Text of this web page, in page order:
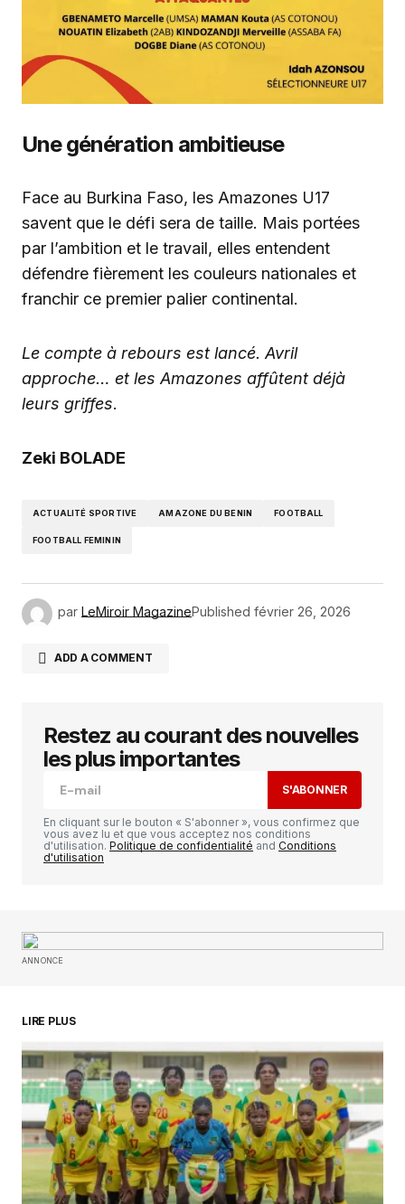
Une génération ambitieuse
Face au Burkina Faso, les Amazones U17
savent que le défi sera de taille. Mais portées
par l’ambition et le travail, elles entendent
défendre fièrement les couleurs nationales et
franchir ce premier palier continental.
Le compte à rebours est lancé. Avril
approche… et les Amazones affûtent déjà
leurs griffes.
Zeki BOLADE
ACTUALITÉ SPORTIVE AMAZONE DU BENIN FOOTBALL
FOOTBALL FEMININ
par LeMiroir MagazinePublished février 26, 2026
ADD A COMMENT
Votre adresse e-mail ne sera pas publiée. Les
champs obligatoires sont indiqués avec
Enregistrer mon nom, mon e-mail et mon
commentaire.
SUBMIT COMMENT
Restez au courant des nouvelles
les plus importantes
S'ABONNER
En cliquant sur le bouton « S'abonner », vous confirmez que
vous avez lu et que vous acceptez nos conditions
d'utilisation. Politique de confidentialité and Conditions
d'utilisation
ANNONCE
LIRE PLUS